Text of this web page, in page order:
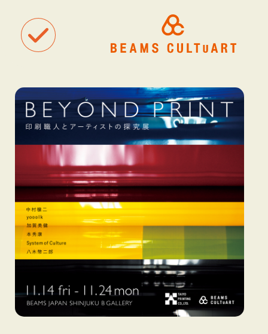
聴
着
タグ一覧
#ART #BEAMS CULTUART #BEAMS MANGART
#BEAMS
#BEAMS T
#bPrビームス
#Bギャラリー
#TOKYO CULTUART by BEAMS
#Tシャツ
#アート
#アートが生まれるところ
#アートフェア #アイドル
#ギャラリー #グッズ
#ビームス カルチャー ト 高輪
#ビームス ジャパン
#ファッション
#フェニカ #マンガ
#モノ・カルチャ